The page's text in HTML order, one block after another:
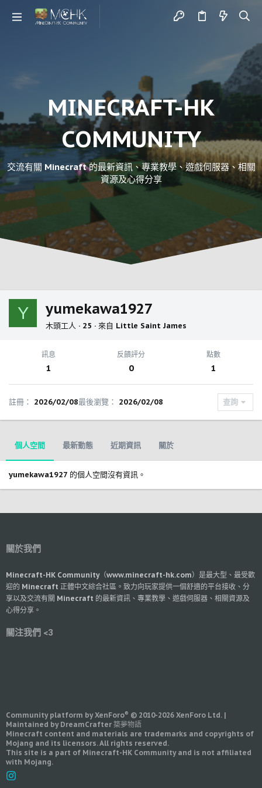
MINECRAFT-HK
COMMUNITY
交流有關 Minecraft 的最新資訊、專業教學、遊戲伺服器、相關
資源及心得分享
Y yumekawa1927
木頭工人 · 25 · 來自 Little Saint James
訊息
1
反饋評分
0
點數
1
註冊 2026/02/08最後瀏覽 2026/02/08 查詢
個人空間 最新動態 近期資訊 關於
yumekawa1927 的個人空間沒有資訊。
關於我們
Minecraft-HK Community（www.minecraft-hk.com）是最大型、最受歡
迎的 Minecraft 正體中文綜合社區。致力向玩家提供一個舒適的平台接收、分
享以及交流有關 Minecraft 的最新資訊、專業教學、遊戲伺服器、相關資源及
心得分享。
關注我們 <3
Community platform by XenForo® © 2010-2026 XenForo Ltd. |
Maintained by DreamCrafter 築夢物語
Minecraft content and materials are trademarks and copyrights of
Mojang and its licensors. All rights reserved.
This site is a part of Minecraft-HK Community and is not affiliated
with Mojang.